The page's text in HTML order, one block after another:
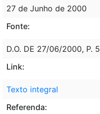
27 de Junho de 2000
Fonte:
D.O. DE 27/06/2000, P. 5
Link:
Texto integral
Referenda: